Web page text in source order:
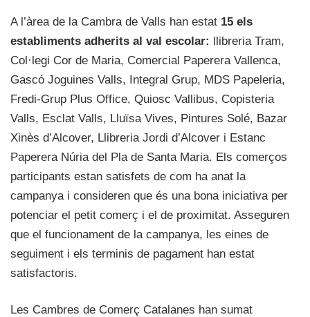
A l’àrea de la Cambra de Valls han estat 15 els
establiments adherits al val escolar: llibreria Tram,
Col·legi Cor de Maria, Comercial Paperera Vallenca,
Gascó Joguines Valls, Integral Grup, MDS Papeleria,
Fredi-Grup Plus Office, Quiosc Vallibus, Copisteria
Valls, Esclat Valls, Lluïsa Vives, Pintures Solé, Bazar
Xinès d’Alcover, Llibreria Jordi d’Alcover i Estanc
Paperera Núria del Pla de Santa Maria. Els comerços
participants estan satisfets de com ha anat la
campanya i consideren que és una bona iniciativa per
potenciar el petit comerç i el de proximitat. Asseguren
que el funcionament de la campanya, les eines de
seguiment i els terminis de pagament han estat
satisfactoris.
Les Cambres de Comerç Catalanes han sumat